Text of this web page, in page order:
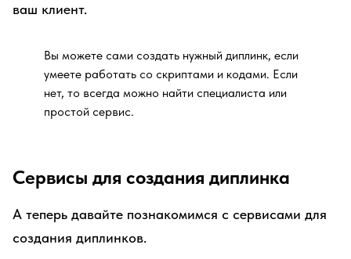
ваш клиент.
Вы можете сами создать нужный диплинк, если
умеете работать со скриптами и кодами. Если
нет, то всегда можно найти специалиста или
простой сервис.
Сервисы для создания диплинка
А теперь давайте познакомимся с сервисами для
создания диплинков.